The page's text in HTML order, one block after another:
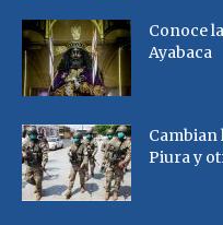
Conoce
Ayabaca
Cambian
Piura y